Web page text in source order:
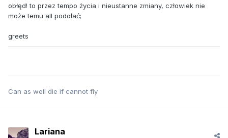
obłęd! to przez tempo życia i nieustanne zmiany, człowiek nie
może temu all podołać;
greets
Can as well die if cannot fly
Lariana